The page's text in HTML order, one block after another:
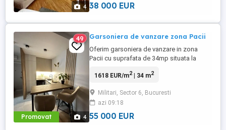
4 38 000 EUR
Promovat 4
49 Garsoniera de vanzare zona Pacii
Oferim garsoniera de vanzare in zona
Pacii cu suprafata de 34mp situata la
practica si luminoasa,ideala pentru
metrou,mijloace de transport,magazine si
alte facilitati,sunati-ma pentru mai multe
detalii!
1618 EUR/m2| 34 m2
Militari, Sector 6, Bucuresti
azi 09:18
55 000 EUR